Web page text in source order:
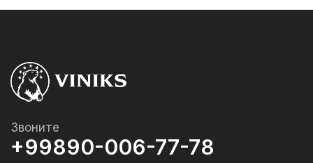
Звоните
+99890-006-77-78